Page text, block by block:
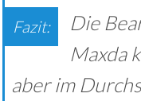
Die
Maxda
aber im